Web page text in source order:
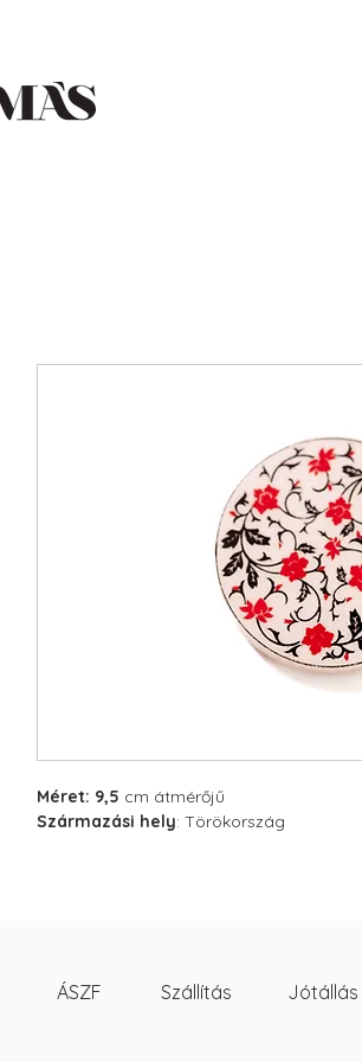
Méret: 9,5 cm átmérőjű
Származási hely: Törökország
ÁSZF Szállítás Jótállás